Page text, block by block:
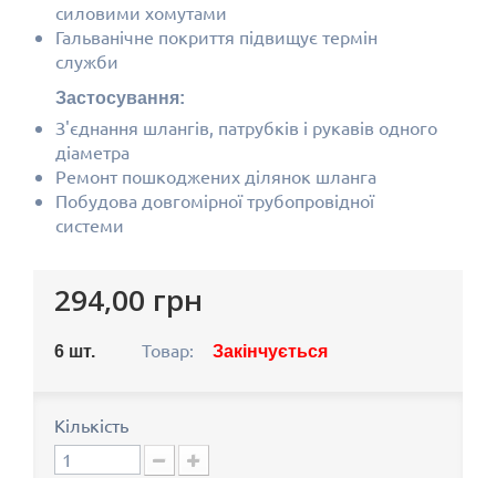
силовими хомутами
Гальванічне покриття підвищує термін
служби
Застосування:
З'єднання шлангів, патрубків і рукавів одного
діаметра
Ремонт пошкоджених ділянок шланга
Побудова довгомірної трубопровідної
системи
294,00 грн
6 шт. Товар: Закінчується
Кількість